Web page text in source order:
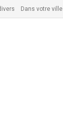
Dans votre ville